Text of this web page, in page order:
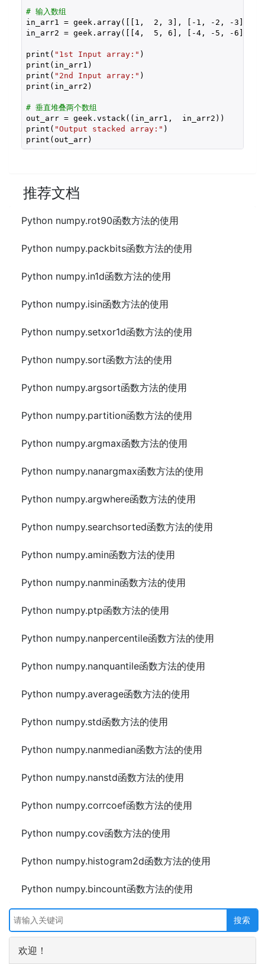
# 输入数组
in_arr1 = geek.array([[ 1 , 2 , 3 ], [ -1 , -2 , -3 ]])
in_arr2 = geek.array([[4, 5 , 6 ], [ -4, -5 , -6 ]])
print( "1st Input array:" )
print(in_arr1)
print( "2nd Input array:" )
print(in_arr2)
# 垂直堆叠两个数组
out_arr = geek.vstack((in_arr1,  in_arr2))
print( "Output stacked array:" )
print(out_arr)
推荐文档
Python numpy.rot90函数方法的使用
Python numpy.packbits函数方法的使用
Python numpy.in1d函数方法的使用
Python numpy.isin函数方法的使用
Python numpy.setxor1d函数方法的使用
Python numpy.sort函数方法的使用
Python numpy.argsort函数方法的使用
Python numpy.partition函数方法的使用
Python numpy.argmax函数方法的使用
Python numpy.nanargmax函数方法的使用
Python numpy.argwhere函数方法的使用
Python numpy.searchsorted函数方法的使用
Python numpy.amin函数方法的使用
Python numpy.nanmin函数方法的使用
Python numpy.ptp函数方法的使用
Python numpy.nanpercentile函数方法的使用
Python numpy.nanquantile函数方法的使用
Python numpy.average函数方法的使用
Python numpy.std函数方法的使用
Python numpy.nanmedian函数方法的使用
Python numpy.nanstd函数方法的使用
Python numpy.corrcoef函数方法的使用
Python numpy.cov函数方法的使用
Python numpy.histogram2d函数方法的使用
Python numpy.bincount函数方法的使用
欢迎！